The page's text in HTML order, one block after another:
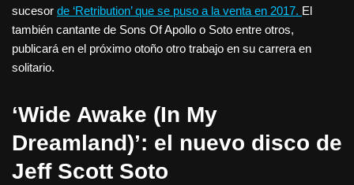
sucesor de ‘Retribution’ que se puso a la venta en 2017. El
también cantante de Sons Of Apollo o Soto entre otros,
publicará en el próximo otoño otro trabajo en su carrera en
solitario.
‘Wide Awake (In My
Dreamland)’: el nuevo disco de
Jeff Scott Soto